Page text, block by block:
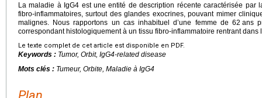
La maladie à IgG4 est une entité de description récente caractérisée par
fibro-inflammatoires, surtout des glandes exocrines, pouvant mimer
malignes. Nous rapportons un cas inhabituel d’une femme de 62 ans
correspondant histologiquement à un tissu fibro-inflammatoire rentrant dans
Le texte complet de cet article est disponible en PDF.
Keywords : Tumor, Orbit, IgG4-related disease
Mots clés : Tumeur, Orbite, Maladie à IgG4